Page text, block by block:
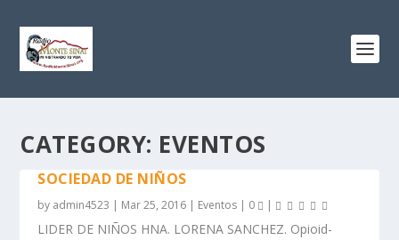
CATEGORY: EVENTOS
SOCIEDAD DE NIÑOS
by admin4523 | Mar 25, 2016 | Eventos | 0 |
LIDER DE NIÑOS HNA. LORENA SANCHEZ. Opioid-